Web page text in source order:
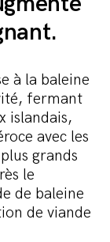
à la baleine
fermant
islandais,
avec les
grands
le
de baleine
de viande